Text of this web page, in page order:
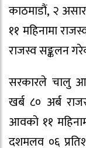
काठमाडौं, २
११ महिनामा
राजस्व सङ्कलन
सरकारले चालु
खर्ब ८० अर्ब
आवको ११
दशमलव ०६